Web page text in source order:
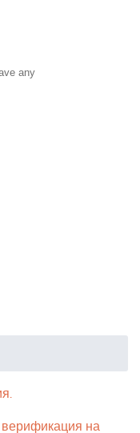
any
верификация на